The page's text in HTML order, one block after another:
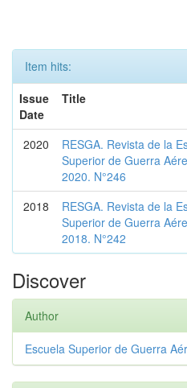
Item hits:
Issue
Date
Title
2020
RESGA. Revista de la
Superior de Guerra
2020. N°246
2018
RESGA. Revista de la
Superior de Guerra
2018. N°242
Discover
Author
Escuela Superior de Guerra